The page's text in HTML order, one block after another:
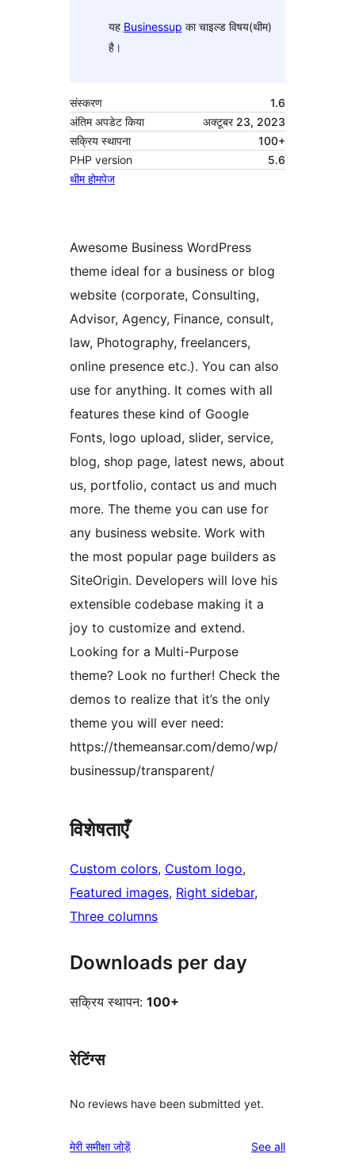
यह Businessup का चाइल्ड विषय(थीम)
है।
संस्करण
1.6
अंतिम अपडेट किया
अक्टूबर 23, 2023
सक्रिय स्थापना
100+
PHP version
5.6
थीम होमपेज
Awesome Business WordPress
theme ideal for a business or blog
website (corporate, Consulting,
Advisor, Agency, Finance, consult,
law, Photography, freelancers,
online presence etc.). You can also
use for anything. It comes with all
features these kind of Google
Fonts, logo upload, slider, service,
blog, shop page, latest news, about
us, portfolio, contact us and much
more. The theme you can use for
any business website. Work with
the most popular page builders as
SiteOrigin. Developers will love his
extensible codebase making it a
joy to customize and extend.
Looking for a Multi-Purpose
theme? Look no further! Check the
demos to realize that it’s the only
theme you will ever need:
https://themeansar.com/demo/wp/
businessup/transparent/
विशेषताएँ
Custom colors, Custom logo
Featured images, Right sidebar
Three columns
Downloads per day
सक्रिय स्थापन: 100+
रेटिंग्स
No reviews have been submitted yet.
मेरी समीक्षा जोड़ें See allreviews